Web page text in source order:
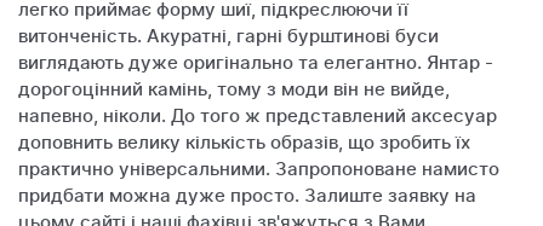
легко приймає форму шиї, підкреслюючи її
витонченість. Акуратні, гарні бурштинові буси
виглядають дуже оригінально та елегантно. Янтар -
дорогоцінний камінь, тому з моди він не вийде,
напевно, ніколи. До того ж представлений аксесуар
доповнить велику кількість образів, що зробить їх
практично універсальними. Запропоноване намисто
придбати можна дуже просто. Залиште заявку на